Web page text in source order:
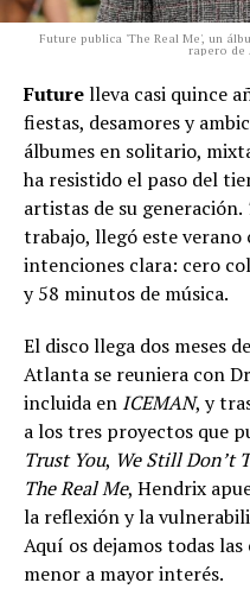
Future publica 'The Real Me', un
rapero de
Futurelleva casi quince
fiestas, desamores y
álbumes en solitario,
ha resistido el paso del
artistas de su generación.
trabajo, llegó este verano
intenciones clara: cero
y 58 minutos de música.
El disco llega dos meses
Atlanta se reuniera con
incluida en ICEMAN, y
a los tres proyectos que
Trust You, We Still Don’t
The Real Me, Hendrix
la reflexión y la
Aquí os dejamos todas
menor a mayor interés.